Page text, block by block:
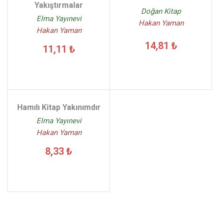
Yakıştırmalar
Elma Yayınevi
Hakan Yaman
11,11 ₺
Doğan Kitap
Hakan Yaman
14,81 ₺
Hamılı Kitap Yakınımdır
Elma Yayınevi
Hakan Yaman
8,33 ₺